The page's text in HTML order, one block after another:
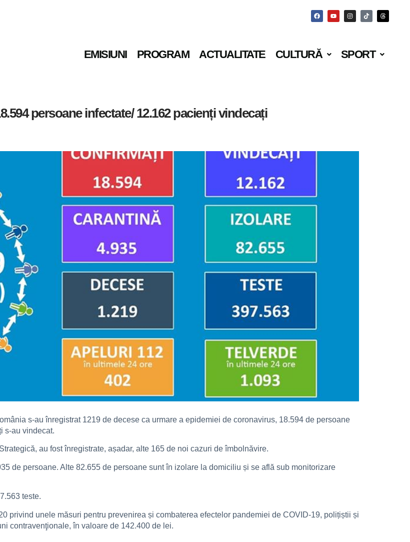
EMISIUNI PROGRAM ACTUALITATE CULTURĂ SPORT
persoane infectate/ 12.162 pacienți vindecați
s-au înregistrat 1219 de decese ca urmare a epidemiei de coronavirus, 18.594 de persoane
s-au vindecat.
au fost înregistrate, așadar, alte 165 de noi cazuri de îmbolnăvire.
de persoane. Alte 82.655 de persoane sunt în izolare la domiciliu și se află sub monitorizare
teste.
privind unele măsuri pentru prevenirea și combaterea efectelor pandemiei de COVID-19, polițiștii și
contravenţionale, în valoare de 142.400 de lei.